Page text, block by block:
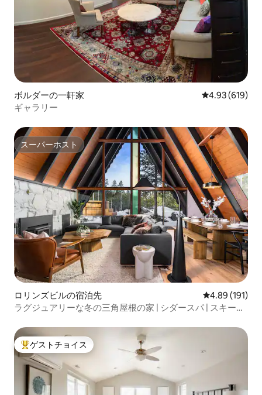
ボルダーの一軒家 レビュー619
4.93 (619)
ギャラリー
スーパーホスト
スーパーホスト
ロリンズビルの宿泊先 レビュー191
4.89 (191)
ラグジュアリーな冬の三角屋根の家 | シダースパ | スキーリ
大好評のゲストチョイスです。
ゲストチョイス